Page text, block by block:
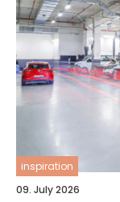
inspiration
09. July 2026